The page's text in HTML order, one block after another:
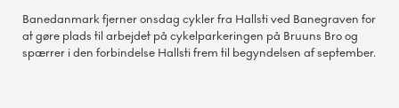
Banedanmark fjerner onsdag cykler fra Hallsti ved Banegraven for
at gøre plads til arbejdet på cykelparkeringen på Bruuns Bro og
spærrer i den forbindelse Hallsti frem til begyndelsen af september.